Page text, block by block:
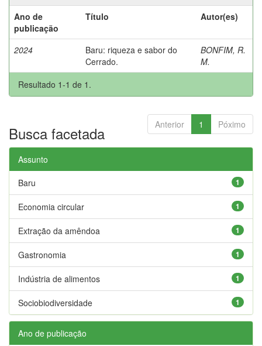
Ano de
publicação
Título Autor(es)
2024
Baru: riqueza e sabor do
Cerrado.
BONFIM, R.
M.
Resultado 1-1 de 1.
Anterior 1 Póximo
Busca facetada
Assunto
1
Baru
1
Economia circular
1
Extração da amêndoa
1
Gastronomia
1
Indústria de alimentos
1
Sociobiodiversidade
Ano de publicação